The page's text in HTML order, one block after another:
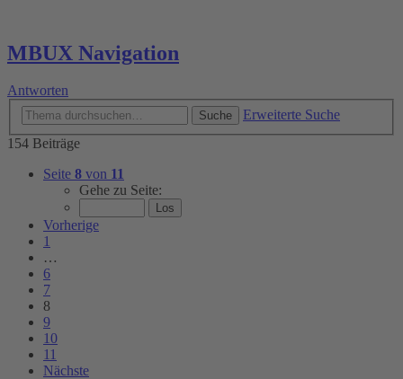
MBUX Navigation
Antworten
Suche
Erweiterte Suche
154 Beiträge
Seite 8 von 11
Gehe zu Seite:
Vorherige
1
…
6
7
8
9
10
11
Nächste